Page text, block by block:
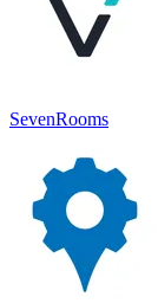
SevenRooms